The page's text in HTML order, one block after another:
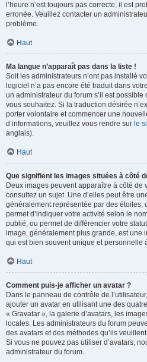
l’heure n’est toujours pas correcte, il est
erronée. Veuillez contacter un
problème.
Haut
Ma langue n’apparaît pas dans la liste !
Soit les administrateurs n’ont pas installé
logiciel n’a pas encore été traduit dans
un administrateur du forum s’il est
vous souhaitez. Si la traduction désirée
porter volontaire et commencer une
d’informations, veuillez vous rendre sur le
anglais).
Haut
Que signifient les images situées à côté
Deux images peuvent apparaître à côté de
consultez un sujet. Une d’elles peut être
généralement représentée par des étoiles,
permet d’indiquer votre activité selon le
publié, ou permet de différencier votre
image, généralement plus grande, est une
qui est bien souvent unique et personnelle
Haut
Comment puis-je afficher un avatar ?
Dans le panneau de contrôle de
ajouter un avatar en utilisant une des
« Gravatar », la galerie d’avatars, les
locales. Les administrateurs du forum
des avatars et des méthodes qu’ils
Si vous ne pouvez pas utiliser d’avatars,
administrateur du forum.